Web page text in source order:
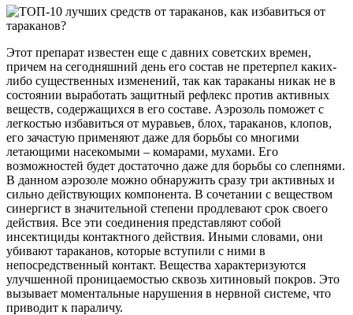
Этот препарат известен еще с давних советских времен,
причем на сегодняшний день его состав не претерпел каких-
либо существенных изменений, так как тараканы никак не в
состоянии выработать защитный рефлекс против активных
веществ, содержащихся в его составе. Аэрозоль поможет с
легкостью избавиться от муравьев, блох, тараканов, клопов,
его зачастую применяют даже для борьбы со многими
летающими насекомыми – комарами, мухами. Его
возможностей будет достаточно даже для борьбы со слепнями.
В данном аэрозоле можно обнаружить сразу три активных и
сильно действующих компонента. В сочетании с веществом
синергист в значительной степени продлевают срок своего
действия. Все эти соединения представляют собой
инсектициды контактного действия. Иными словами, они
убивают тараканов, которые вступили с ними в
непосредственный контакт. Вещества характеризуются
улучшенной проницаемостью сквозь хитиновый покров. Это
вызывает моментальные нарушения в нервной системе, что
приводит к параличу.